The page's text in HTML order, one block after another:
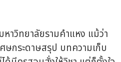
าวิทยาลัยรามคำแหง แม้ว่า
ษกระดาษสรุป บทความเก็บ